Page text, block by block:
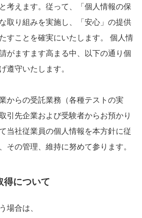
考えます。従って、「個人情報の保
取り組みを実施し、「安心」の提供
すことを確実にいたします。 個人情
がますます高まる中、以下の通り個
遵守いたします。
からの受託業務（各種テストの実
引先企業および受験者からお預かり
当社従業員の個人情報を本方針に従
その管理、維持に努めて参ります。
得について
場合は、